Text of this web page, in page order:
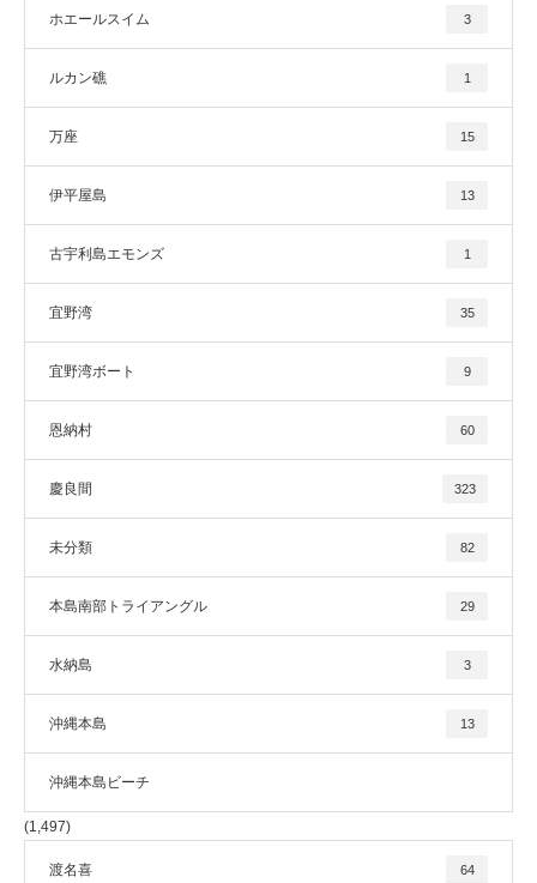
ホエールスイム 3
ルカン礁 1
万座 15
伊平屋島 13
古宇利島エモンズ 1
宜野湾 35
宜野湾ボート 9
恩納村 60
慶良間 323
未分類 82
本島南部トライアングル 29
水納島 3
沖縄本島 13
沖縄本島ビーチ
(1,497)
渡名喜 64